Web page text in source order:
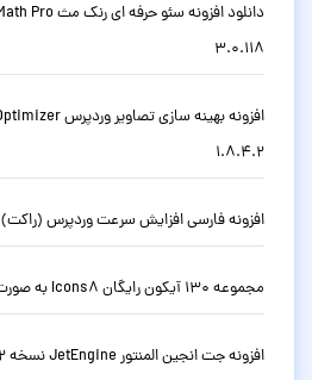
3.0.118
1.8.4.2
افزونه فارسی افزایش سرعت وردپرس (راکت) WP Rocket نسخه 3.23.1
مجموعه 130 آیکون رایگان Icons8 به صورت SVG
افزونه جت انجین المنتور JetEngine نسخه 3.8.13.2